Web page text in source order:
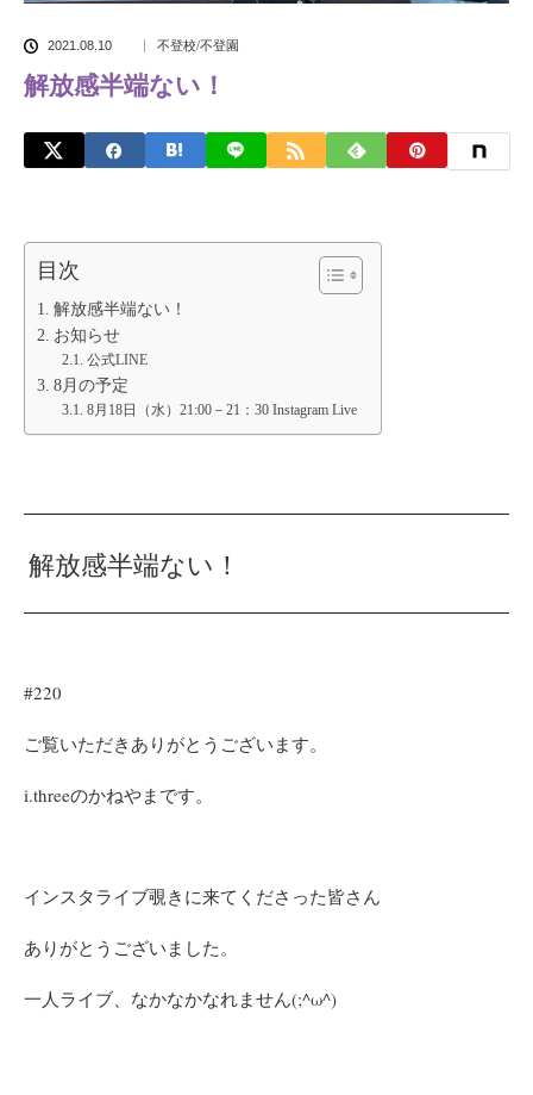
2021.08.10 不登校/不登園
解放感半端ない！
目次
解放感半端ない！
お知らせ
公式LINE
8月の予定
8月18日（水）21:00－21：30 Instagram Live
解放感半端ない！
#220
ご覧いただきありがとうございます。
i.threeのかねやまです。
インスタライブ覗きに来てくださった皆さん
ありがとうございました。
一人ライブ、なかなかなれません(;^ω^)